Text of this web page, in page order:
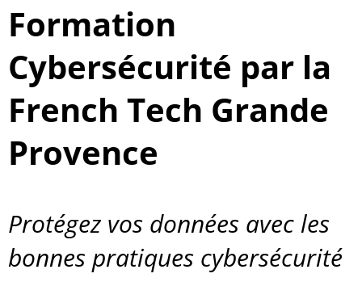
Formation
Cybersécurité par la
French Tech Grande
Provence
Protégez vos données avec les
bonnes pratiques cybersécurité